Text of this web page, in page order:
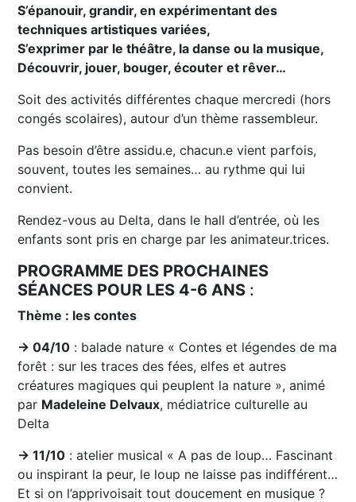
S’épanouir, grandir, en expérimentant des
techniques artistiques variées,
S’exprimer par le théâtre, la danse ou la musique,
Découvrir, jouer, bouger, écouter et rêver…
Soit des activités différentes chaque mercredi (hors
congés scolaires), autour d’un thème rassembleur.
Pas besoin d’être assidu.e, chacun.e vient parfois,
souvent, toutes les semaines… au rythme qui lui
convient.
Rendez-vous au Delta, dans le hall d’entrée, où les
enfants sont pris en charge par les animateur.trices.
PROGRAMME DES PROCHAINES
SÉANCES POUR LES 4-6 ANS :
Thème : les contes
→ 04/10 : balade nature « Contes et légendes de ma
forêt : sur les traces des fées, elfes et autres
créatures magiques qui peuplent la nature », animé
par Madeleine Delvaux, médiatrice culturelle au
Delta
→ 11/10 : atelier musical « A pas de loup… Fascinant
ou inspirant la peur, le loup ne laisse pas indifférent…
Et si on l’apprivoisait tout doucement en musique ?